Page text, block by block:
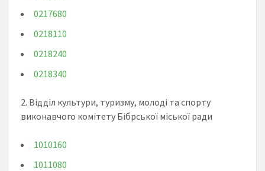
0217680
0218110
0218240
0218340
2. Відділ культури, туризму, молоді та спорту
виконавчого комітету Бібрської міської ради
1010160
1011080